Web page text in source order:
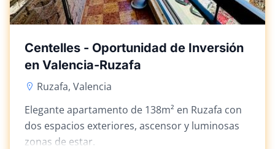
Centelles - Oportunidad de Inversión
en Valencia-Ruzafa
Ruzafa, Valencia
Elegante apartamento de 138m² en Ruzafa con
dos espacios exteriores, ascensor y luminosas
zonas de estar.